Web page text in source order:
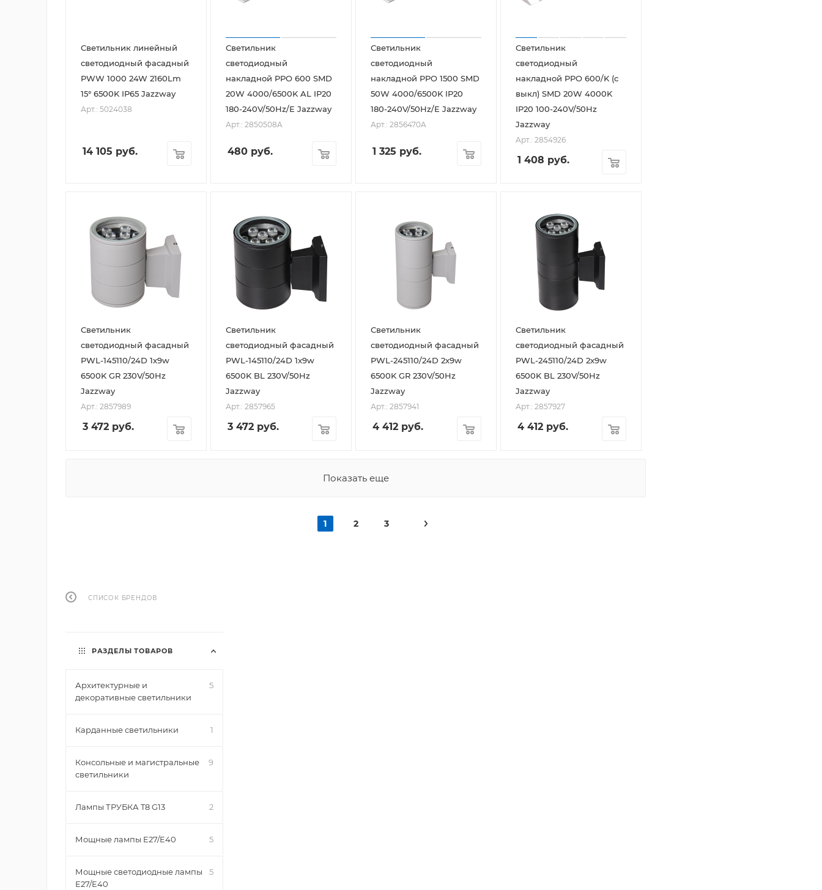
Светильник линейный
светодиодный фасадный
PWW 1000 24W 2160Lm
15° 6500K IP65 Jazzway
Арт.: 5024038
14 105 руб.
Светильник
светодиодный
накладной PPO 600 SMD
20W 4000/6500K AL IP20
180-240V/50Hz/E Jazzway
Арт.: 2850508A
480 руб.
Светильник
светодиодный
накладной PPO 1500 SMD
50W 4000/6500K IP20
180-240V/50Hz/E Jazzway
Арт.: 2856470A
1 325 руб.
Светильник
светодиодный
накладной PPO 600/K (с
выкл) SMD 20W 4000K
IP20 100-240V/50Hz
Jazzway
Арт.: 2854926
1 408 руб.
Светильник
светодиодный фасадный
PWL-145110/24D 1x9w
6500K GR 230V/50Hz
Jazzway
Арт.: 2857989
3 472 руб.
Светильник
светодиодный фасадный
PWL-145110/24D 1x9w
6500K BL 230V/50Hz
Jazzway
Арт.: 2857965
3 472 руб.
Светильник
светодиодный фасадный
PWL-245110/24D 2x9w
6500K GR 230V/50Hz
Jazzway
Арт.: 2857941
4 412 руб.
Светильник
светодиодный фасадный
PWL-245110/24D 2x9w
6500K BL 230V/50Hz
Jazzway
Арт.: 2857927
4 412 руб.
Показать еще
1 2 3
СПИСОК БРЕНДОВ
РАЗДЕЛЫ ТОВАРОВ
Архитектурные и
декоративные светильники
5
Карданные светильники 1
Консольные и магистральные
светильники
9
Лампы ТРУБКА T8 G13 2
Мощные лампы E27/E40 5
Мощные светодиодные лампы
E27/E40
5